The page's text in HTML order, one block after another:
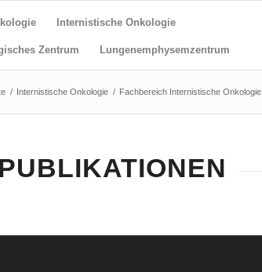
Internistische Onkologie
Zentrum Lungenemphysemzentrum
/ Internistische Onkologie / Fachbereich Internistische Onkologie